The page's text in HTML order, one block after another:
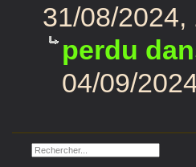
31/08/2024,
perdu
04/09/